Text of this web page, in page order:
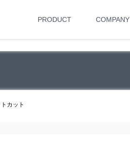
PRODUCT COMPANY
カット